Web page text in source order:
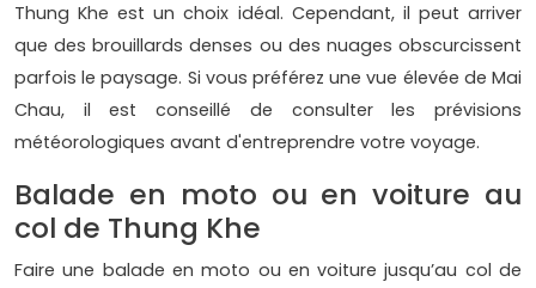
Thung Khe est un choix idéal. Cependant, il peut arriver
que des brouillards denses ou des nuages obscurcissent
parfois le paysage. Si vous préférez une vue élevée de Mai
Chau, il est conseillé de consulter les prévisions
météorologiques avant d'entreprendre votre voyage.
Balade en moto ou en voiture au
col de Thung Khe
Faire une balade en moto ou en voiture jusqu’au col de